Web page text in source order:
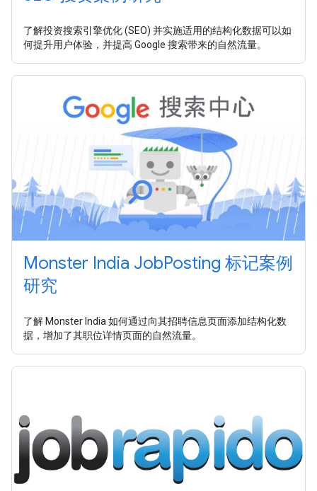
了解投资搜索引擎优化 (SEO) 并实施适用的结构化数据可以如
何提升用户体验，并提高 Google 搜索带来的自然流量。
Monster India JobPosting 标记案例
研究
了解 Monster India 如何通过向其招聘信息页面添加结构化数
据，增加了其职位详情页面的自然流量。